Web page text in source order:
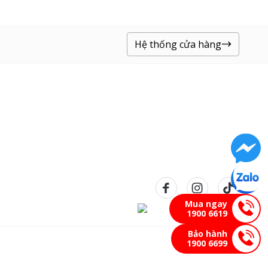
Mua ngay
1900 6619
Bảo hành
1900 6699
gian là ủi sau giặt.
Hệ thống cửa hàng